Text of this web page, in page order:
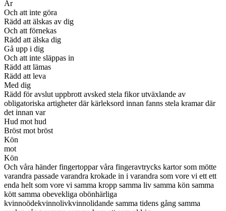
Är
Och att inte göra
Rädd att älskas av dig
Och att förnekas
Rädd att älska dig
Gå upp i dig
Och att inte släppas in
Rädd att lämas
Rädd att leva
Med dig
Rädd för avslut uppbrott avsked stela fikor utväxlande av
obligatoriska artigheter där kärleksord innan fanns stela kramar där
det innan var
Hud mot hud
Bröst mot bröst
Kön
mot
Kön
Och våra händer fingertoppar våra fingeravtrycks kartor som mötte
varandra passade varandra krokade in i varandra som vore vi ett ett
enda helt som vore vi samma kropp samma liv samma kön samma
kött samma obevekliga obönhärliga
kvinnoödekvinnolivkvinnolidande samma tidens gång samma